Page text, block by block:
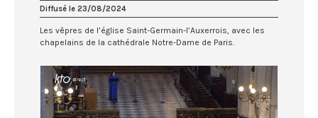
Diffusé le 23/08/2024
Les vêpres de l’église Saint-Germain-l’Auxerrois, avec les
chapelains de la cathédrale Notre-Dame de Paris.